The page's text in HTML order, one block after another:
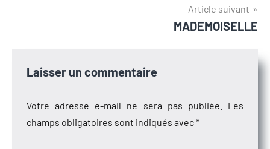
Article suivant
MADEMOISELLE
Laisser un commentaire
Votre adresse e-mail ne sera pas publiée.
Les
champs obligatoires sont indiqués avec*